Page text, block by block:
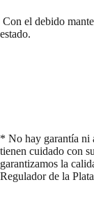
Con el debido
estado.
* No hay garantía ni
tienen cuidado con
garantizamos la
Regulador de la